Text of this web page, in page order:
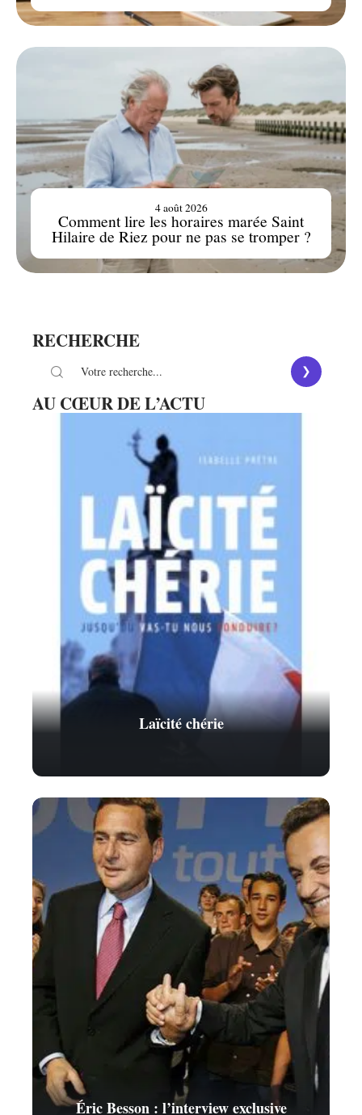
Comment lire les horaires marée Saint
Hilaire de Riez pour ne pas se tromper ?
4 août 2026
RECHERCHE
AU CŒUR DE L’ACTU
Laïcité chérie
Éric Besson : l’interview exclusive